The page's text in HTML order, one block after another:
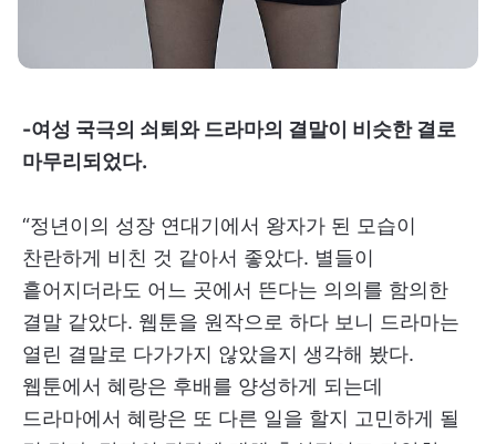
-여성 국극의 쇠퇴와 드라마의 결말이 비슷한 결로
마무리되었다.
“정년이의 성장 연대기에서 왕자가 된 모습이
찬란하게 비친 것 같아서 좋았다. 별들이
흩어지더라도 어느 곳에서 뜬다는 의의를 함의한
결말 같았다. 웹툰을 원작으로 하다 보니 드라마는
열린 결말로 다가가지 않았을지 생각해 봤다.
웹툰에서 혜랑은 후배를 양성하게 되는데
드라마에서 혜랑은 또 다른 일을 할지 고민하게 될